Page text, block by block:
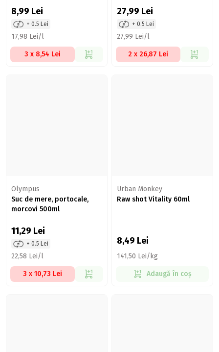
8,99 Lei
+ 0.5 Lei
17,98 Lei/l
3 x 8,54 Lei
27,99 Lei
+ 0.5 Lei
27,99 Lei/l
2 x 26,87 Lei
Olympus
Suc de mere, portocale,
morcovi 500ml
11,29 Lei
+ 0.5 Lei
22,58 Lei/l
3 x 10,73 Lei
Urban Monkey
Raw shot Vitality 60ml
8,49 Lei
141,50 Lei/kg
Adaugă în coș